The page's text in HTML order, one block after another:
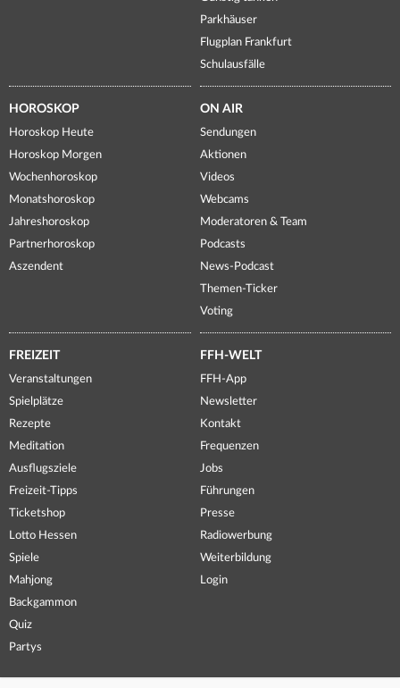
Parkhäuser
Flugplan Frankfurt
Schulausfälle
HOROSKOP
Horoskop Heute
Horoskop Morgen
Wochenhoroskop
Monatshoroskop
Jahreshoroskop
Partnerhoroskop
Aszendent
ON AIR
Sendungen
Aktionen
Videos
Webcams
Moderatoren & Team
Podcasts
News-Podcast
Themen-Ticker
Voting
FREIZEIT
Veranstaltungen
Spielplätze
Rezepte
Meditation
Ausflugsziele
Freizeit-Tipps
Ticketshop
Lotto Hessen
Spiele
Mahjong
Backgammon
Quiz
Partys
FFH-WELT
FFH-App
Newsletter
Kontakt
Frequenzen
Jobs
Führungen
Presse
Radiowerbung
Weiterbildung
Login